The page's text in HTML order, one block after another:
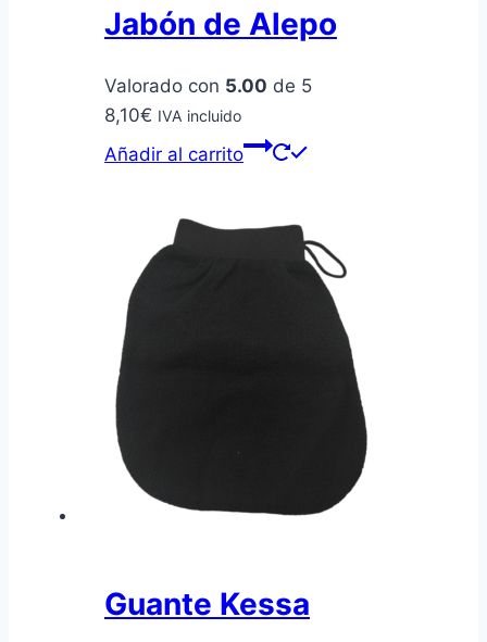
Jabón de Alepo
Valorado con 5.00 de 5
8,10€ IVA incluido
Añadir al carrito
Guante Kessa